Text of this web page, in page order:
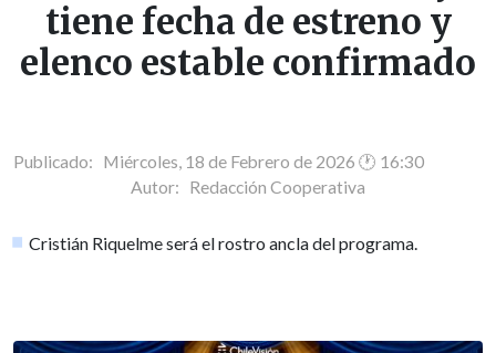
tiene fecha de estreno y
elenco estable confirmado
Publicado: Miércoles, 18 de Febrero de 2026 🕐 16:30
Autor: Redacción Cooperativa
Cristián Riquelme será el rostro ancla del programa.